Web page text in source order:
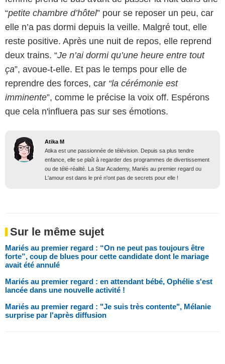
“petite chambre d’hôtel” pour se reposer un peu, car
elle n’a pas dormi depuis la veille. Malgré tout, elle
reste positive. Après une nuit de repos, elle reprend
deux trains. “Je n’ai dormi qu’une heure entre tout
ça”, avoue-t-elle. Et pas le temps pour elle de
reprendre des forces, car “la cérémonie est
imminente”, comme le précise la voix off. Espérons
que cela n'influera pas sur ses émotions.
Atika M
Atika est une passionnée de télévision. Depuis sa plus tendre
enfance, elle se plaît à regarder des programmes de divertissement
ou de télé-réalité. La Star Academy, Mariés au premier regard ou
L'amour est dans le pré n'ont pas de secrets pour elle !
Sur le même sujet
Mariés au premier regard : “On ne peut pas toujours être
forte”, coup de blues pour cette candidate dont le mariage
avait été annulé
Mariés au premier regard : en attendant bébé, Ophélie s'est
lancée dans une nouvelle activité !
Mariés au premier regard : "Je suis très contente", Mélanie
surprise par l'après diffusion